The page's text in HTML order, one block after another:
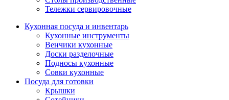
Тележки сервировочные
Кухонная посуда и инвентарь
Кухонные инструменты
Венчики кухонные
Доски разделочные
Подносы кухонные
Совки кухонные
Посуда для готовки
Крышки